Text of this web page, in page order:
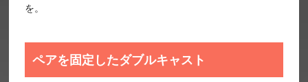
を。
ペアを固定したダブルキャスト